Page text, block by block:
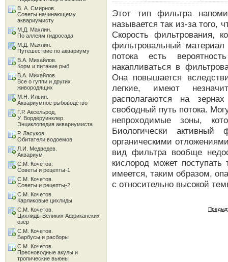
Этот тип фильтра
называется так из-за того,
Скорость фильтрования,
фильтровальный материал
потока есть
накапливаться в
Она повышается
легкие, имеют
располагаются на
свободный путь потока.
непроходимые зоны,
Биологически активный
органическими
вид фильтра вообще
кислород может
имеется, таким образом,
с относительно высокой
В. А. Смирнов.
Советы начинающему
аквариумисту
М.Д. Махлин.
По аллеям гидросада
М.Д. Махлин.
Путешествие по аквариуму
В.А. Михайлов.
Корм и питание рыб
В.А. Михайлов.
Все о гуппи и других
живородящих
М.Н. Ильин.
Аквариумное рыбоводство
Г.Р. Аксельрод,
У. Вордеруинклер.
Энциклопедия аквариумиста
Р. Ласуков.
Обитатели водоемов
Л.И. Медведев.
Аквариум
С.М. Кочетов.
Советы и рецепты-1
С.М. Кочетов.
Советы и рецепты-2
С.М. Кочетов.
Карликовые цихлиды
С.М. Кочетов.
Цихлиды Великих Африканских
озер
С.М. Кочетов.
Барбусы и расборы
С.М. Кочетов.
Пресноводные акулы и
тропические вьюны